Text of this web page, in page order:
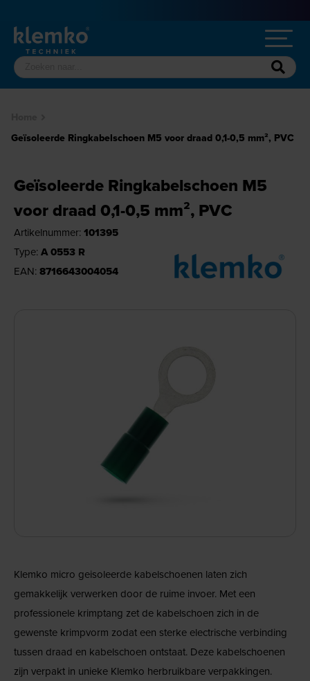
Geïsoleerde Ringkabelschoen M5 voor draad 0,1-0,5 mm², PVC
Geïsoleerde Ringkabelschoen M5
voor draad 0,1-0,5 mm², PVC
Artikelnummer: 101395
Type: A 0553 R
EAN: 8716643004054
Klemko micro geisoleerde kabelschoenen laten zich
gemakkelijk verwerken door de ruime invoer. Met een
professionele krimptang zet de kabelschoen zich in de
gewenste krimpvorm zodat een sterke electrische verbinding
tussen draad en kabelschoen ontstaat. Deze kabelschoenen
zijn verpakt in unieke Klemko herbruikbare verpakkingen.